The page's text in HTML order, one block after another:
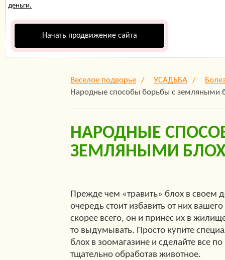
деньги.
Начать продвижение сайта
Веселое подворье УСАДЬБА
Народные способы борьбы с земляными
НАРОДНЫЕ
ЗЕМЛЯНЫМИ
Прежде чем «травить» блох в своем
очередь стоит избавить от них
скорее всего, он и принес их в
то выдумывать. Просто купите
блох в зоомагазине и сделайте все
тщательно обработав животное.